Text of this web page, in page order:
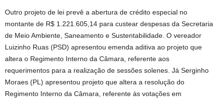
Outro projeto de lei prevê a abertura de crédito especial no
montante de R$ 1.221.605,14 para custear despesas da Secretaria
de Meio Ambiente, Saneamento e Sustentabilidade. O vereador
Luizinho Ruas (PSD) apresentou emenda aditiva ao projeto que
altera o Regimento Interno da Câmara, referente aos
requerimentos para a realização de sessões solenes. Já Serginho
Moraes (PL) apresentou projeto que altera a resolução do
Regimento Interno da Câmara, referente às votações em